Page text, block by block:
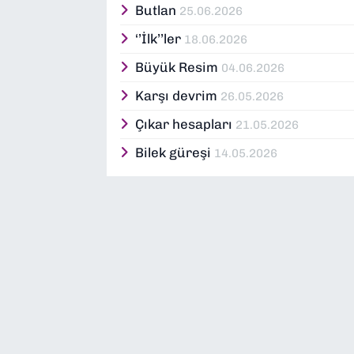
Butlan 25.06.2026
‘’İlk’’ler 18.06.2026
Büyük Resim 04.06.2026
Karşı devrim 26.05.2026
Çıkar hesapları 21.05.2026
Bilek güreşi 14.05.2026